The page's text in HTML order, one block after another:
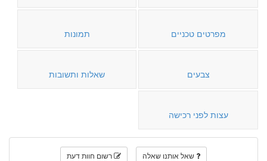
מפרטים טכניים תמונות
צבעים שאלות ותשובות
עצות לפני רכישה
שאל אותנו שאלה רשום חוות דעת